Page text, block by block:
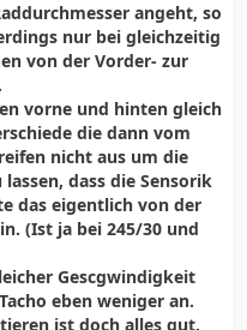
angeht, so
nur bei gleichzeitig
von der Vorder- zur
vorne und hinten gleich
die dann vom
nicht aus um die
dass die Sensorik
das eigentlich von der
(Ist ja bei 245/30 und
Gescgwindigkeit
eben weniger an.
ist doch alles gut.